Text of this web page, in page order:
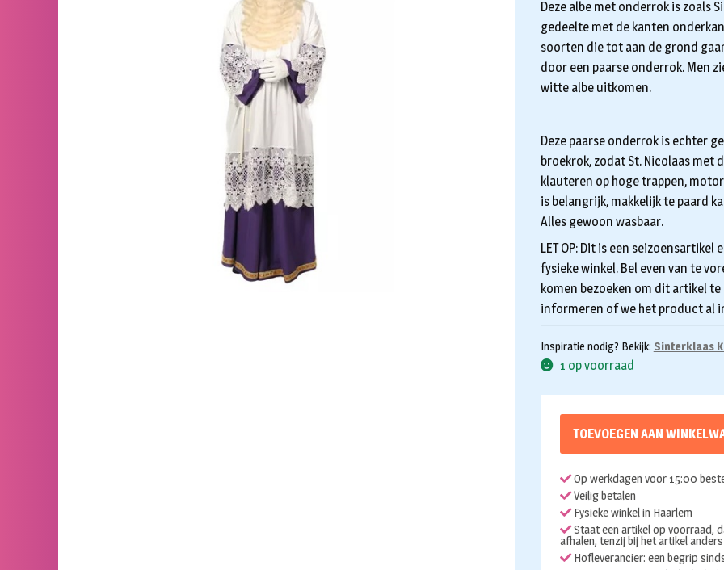
Deze albe met onderrok is zoals
gedeelte met de kanten
soorten die tot aan de grond
door een paarse onderrok. Men
witte albe uitkomen.
Deze paarse onderrok is echter
broekrok, zodat St. Nicolaas met
klauteren op hoge trappen,
is belangrijk, makkelijk te paard
Alles gewoon wasbaar.
LET OP: Dit is een
fysieke winkel. Bel even van te
komen bezoeken om dit artikel
informeren of we het product al
Inspiratie nodig? Bekijk: Sinterklaas
1 op voorraad
TOEVOEGEN AAN
Op werkdagen voor 15:00
Veilig betalen
Fysieke winkel in Haarlem
Staat een artikel op voorraad,
afhalen, tenzij bij het artikel
Hofleverancier: een begrip